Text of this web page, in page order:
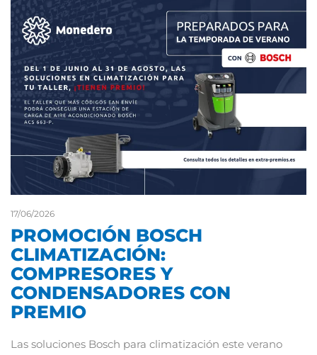
17/06/2026
PROMOCIÓN BOSCH
CLIMATIZACIÓN:
COMPRESORES Y
CONDENSADORES CON
PREMIO
Las soluciones Bosch para climatización este verano